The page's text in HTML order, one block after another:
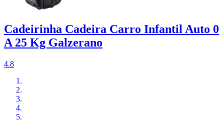
Cadeirinha Cadeira Carro Infantil Auto 0
A 25 Kg Galzerano
4.8